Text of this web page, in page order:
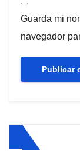
Guarda mi
navegador